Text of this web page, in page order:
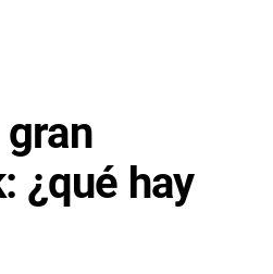
gran
¿qué hay